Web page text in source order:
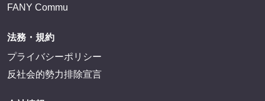
FANY Commu
法務・規約
プライバシーポリシー
反社会的勢力排除宣言